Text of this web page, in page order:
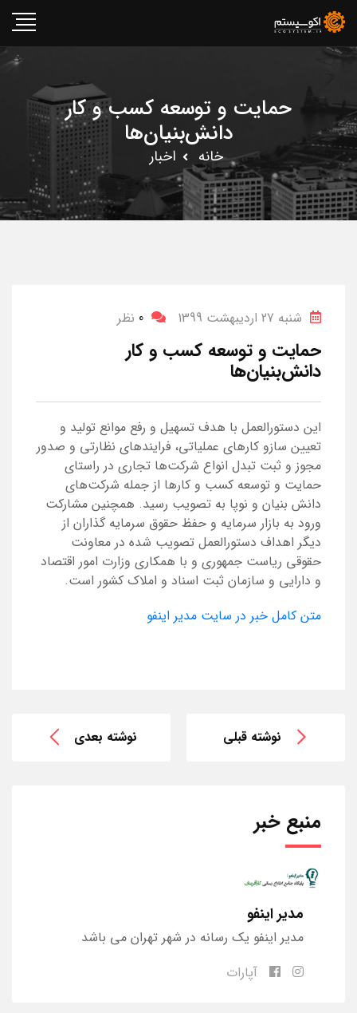
حمایت و توسعه کسب و کار
دانش‌بنیان‌ها
خانه اخبار
شنبه 27 اردیبهشت 1399 0 نظر
حمایت و توسعه کسب و کار
دانش‌بنیان‌ها
این دستورالعمل با هدف تسهیل و رفع موانع تولید و
تعیین سازو کارهای عملیاتی، فرایندهای نظارتی و صدور
مجوز و ثبت تبدل انواع شرکت‌ها تجاری در راستای
حمایت و توسعه کسب و کارها از جمله شرکت‌های
دانش بنیان و نوپا به تصویب رسید. همچنین مشارکت
ورود به بازار سرمایه و حفظ حقوق سرمایه گذاران از
دیگر اهداف دستورالعمل تصویب شده در معاونت
حقوقی ریاست جمهوری و با همکاری وزارت امور اقتصاد
و دارایی و سازمان ثبت اسناد و املاک کشور است.
متن کامل خبر در سایت مدیر اینفو
نوشته قبلی نوشته بعدی
منبع خبر
مدیر اینفو
مدیر اینفو یک رسانه در شهر تهران می باشد
آپارات